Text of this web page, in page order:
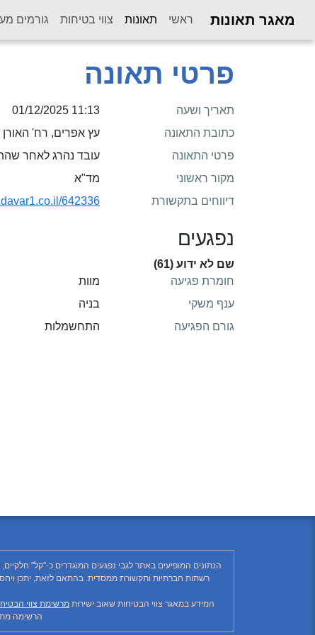
מאגר תאונות ראשי תאונות
(current) צווי בטיחות גורמים
פרטי תאונה
תאריך ושעה
11:13 01/12/2025
כתובת התאונה
עץ אפרים, רח' האורן
פרטי התאונה
עובד נהרג לאחר
מקור ראשוני
מד"א
דיווחים בתקשורת
642336/
נפגעים
שם לא ידוע (61)
חומרת פגיעה
מוות
ענף משקי
בניה
גורם הפגיעה
התחשמלות
הנתונים המופיעים באתר לגבי נפגעים המוגדרים כ-"קל"
המידע במאגר צווי הבטיחות שאוב ישירות מרשימת צווי
הרשימה